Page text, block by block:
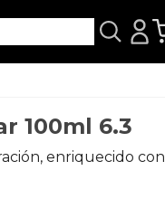
100ml 6.3
enriquecido con